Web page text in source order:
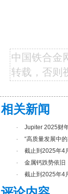
中国铁合金
转载，否则
相关新闻
·
Jupiter 2025财
·
“高质量发展中
·
截止到2025年4
·
金属钙跌势依旧
·
截止到2025年4